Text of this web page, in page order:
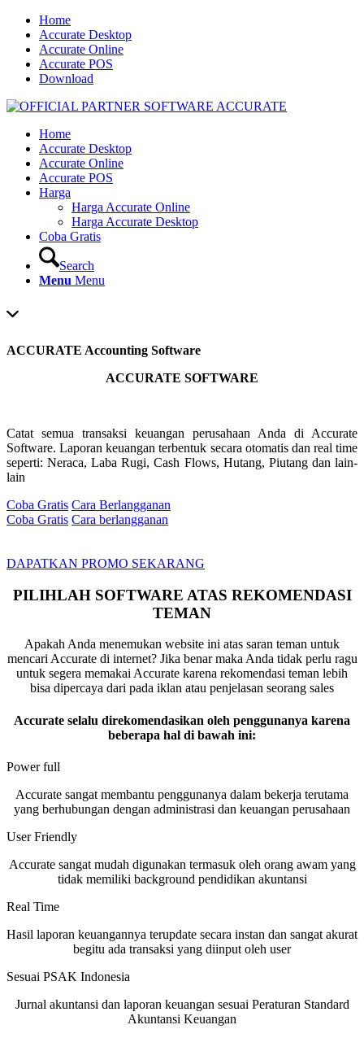
Home
Accurate Desktop
Accurate Online
Accurate POS
Download
Home
Accurate Desktop
Accurate Online
Accurate POS
Harga
Harga Accurate Online
Harga Accurate Desktop
Coba Gratis
Search
Menu Menu
ACCURATE Accounting Software
ACCURATE SOFTWARE
Catat semua transaksi keuangan perusahaan Anda di Accurate
Software. Laporan keuangan terbentuk secara otomatis dan real time
seperti: Neraca, Laba Rugi, Cash Flows, Hutang, Piutang dan lain-
lain
Coba Gratis Cara Berlangganan
Coba Gratis Cara berlangganan
DAPATKAN PROMO SEKARANG
PILIHLAH SOFTWARE ATAS REKOMENDASI
TEMAN
Apakah Anda menemukan website ini atas saran teman untuk
mencari Accurate di internet? Jika benar maka Anda tidak perlu ragu
untuk segera memakai Accurate karena rekomendasi teman lebih
bisa dipercaya dari pada iklan atau penjelasan seorang sales
Accurate selalu direkomendasikan oleh penggunanya karena
beberapa hal di bawah ini:
Power full
Accurate sangat membantu penggunanya dalam bekerja terutama
yang berhubungan dengan administrasi dan keuangan perusahaan
User Friendly
Accurate sangat mudah digunakan termasuk oleh orang awam yang
tidak memiliki background pendidikan akuntansi
Real Time
Hasil laporan keuangannya terupdate secara instan dan sangat akurat
begitu ada transaksi yang diinput oleh user
Sesuai PSAK Indonesia
Jurnal akuntansi dan laporan keuangan sesuai Peraturan Standard
Akuntansi Keuangan